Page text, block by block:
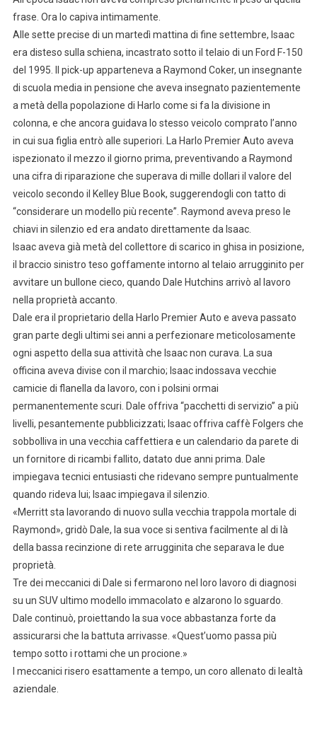
frase. Ora lo capiva intimamente.
Alle sette precise di un martedì mattina di fine settembre, Isaac
era disteso sulla schiena, incastrato sotto il telaio di un Ford F-150
del 1995. Il pick-up apparteneva a Raymond Coker, un insegnante
di scuola media in pensione che aveva insegnato pazientemente
a metà della popolazione di Harlo come si fa la divisione in
colonna, e che ancora guidava lo stesso veicolo comprato l’anno
in cui sua figlia entrò alle superiori. La Harlo Premier Auto aveva
ispezionato il mezzo il giorno prima, preventivando a Raymond
una cifra di riparazione che superava di mille dollari il valore del
veicolo secondo il Kelley Blue Book, suggerendogli con tatto di
“considerare un modello più recente”. Raymond aveva preso le
chiavi in silenzio ed era andato direttamente da Isaac.
Isaac aveva già metà del collettore di scarico in ghisa in posizione,
il braccio sinistro teso goffamente intorno al telaio arrugginito per
avvitare un bullone cieco, quando Dale Hutchins arrivò al lavoro
nella proprietà accanto.
Dale era il proprietario della Harlo Premier Auto e aveva passato
gran parte degli ultimi sei anni a perfezionare meticolosamente
ogni aspetto della sua attività che Isaac non curava. La sua
officina aveva divise con il marchio; Isaac indossava vecchie
camicie di flanella da lavoro, con i polsini ormai
permanentemente scuri. Dale offriva “pacchetti di servizio” a più
livelli, pesantemente pubblicizzati; Isaac offriva caffè Folgers che
sobbolliva in una vecchia caffettiera e un calendario da parete di
un fornitore di ricambi fallito, datato due anni prima. Dale
impiegava tecnici entusiasti che ridevano sempre puntualmente
quando rideva lui; Isaac impiegava il silenzio.
«Merritt sta lavorando di nuovo sulla vecchia trappola mortale di
Raymond», gridò Dale, la sua voce si sentiva facilmente al di là
della bassa recinzione di rete arrugginita che separava le due
proprietà.
Tre dei meccanici di Dale si fermarono nel loro lavoro di diagnosi
su un SUV ultimo modello immacolato e alzarono lo sguardo.
Dale continuò, proiettando la sua voce abbastanza forte da
assicurarsi che la battuta arrivasse. «Quest’uomo passa più
tempo sotto i rottami che un procione.»
I meccanici risero esattamente a tempo, un coro allenato di lealtà
aziendale.